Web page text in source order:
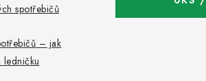
spotřebičů
– jak
ledničku